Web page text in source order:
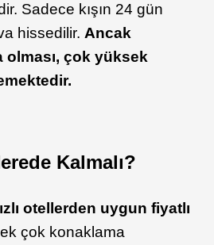
Sadece kışın 24 gün
hissedilir. Ancak
olması, çok yüksek
Kalmalı?
otellerden uygun fiyatlı
çok konaklama